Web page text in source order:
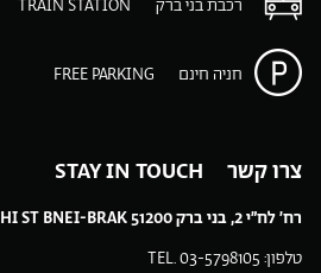
Facebook
Instagram
play
רכבת בני ברק TRAIN STATION
חניה חינם FREE PARKING
צרו קשר STAY IN TOUCH
רח’ לח”י 2, בני ברק 51200 2ND LECHI ST BNEI-BRAK
טלפון: 03-5798105 .TEL